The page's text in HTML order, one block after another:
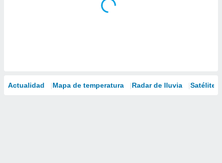
Actualidad Mapa de temperatura Radar de lluvia Satélites